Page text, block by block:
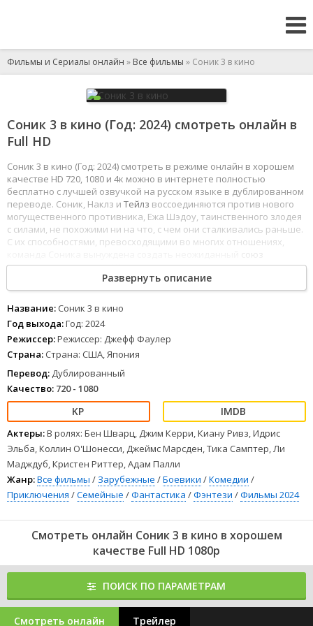
Фильмы и Сериалы онлайн » Все фильмы » Соник 3 в кино
Соник 3 в кино (Год: 2024) смотреть онлайн в
Full HD
Соник 3 в кино (Год: 2024) смотреть в режиме онлайн в хорошем
качестве HD 720, 1080 и 4к можно в интернете полностью
бесплатно с лучшей озвучкой на русском языке в дублированном
переводе. Соник, Наклз и Тейлз воссоединяются против нового
могущественного противника, Ежа Шэдоу, таинственного злодея
с силами, не похожими ни на что, с чем они сталкивались раньше.
С их способностями, превосходящими во многих отношениях,
союз
в надежде остановить Шэдоу и защитить планету.
Развернуть описание
Название: Соник 3 в кино
Год выхода:Год: 2024
Режиссер:Режиссер: Джефф Фаулер
Страна: Страна: США, Япония
Перевод: Дублированный
Качество: 720 - 1080
Актеры:В ролях: Бен Шварц, Джим Керри, Киану Ривз, Идрис
Эльба, Коллин О'Шонесси, Джеймс Марсден, Тика Самптер, Ли
Мадждуб, Кристен Риттер, Адам Палли
Жанр:Все фильмы / Зарубежные /Боевики /Комедии /
Приключения /Семейные /Фантастика /Фэнтези /Фильмы 2024
Смотреть онлайн Соник 3 в кино в хорошем
качестве Full HD 1080p
ПОИСК ПО ПАРАМЕТРАМ
Смотреть онлайн Трейлер